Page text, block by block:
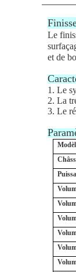
Le
et de
1. Le
2. La
3. Le